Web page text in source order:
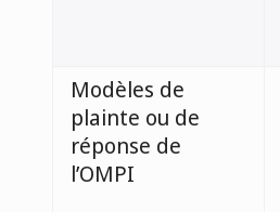
Modèles de
plainte ou de
réponse de
l’OMPI